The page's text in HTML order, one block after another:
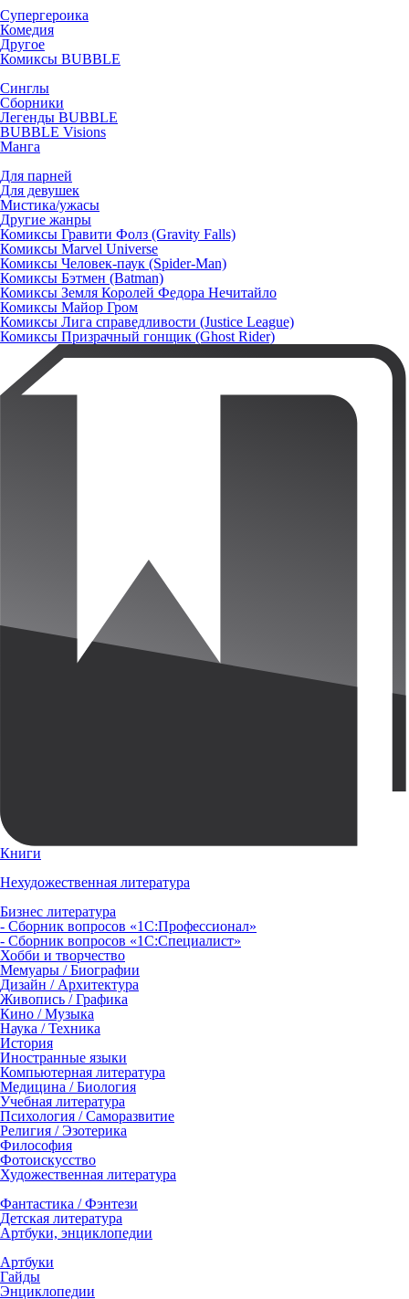
Супергероика
Комедия
Другое
Комиксы BUBBLE
Синглы
Сборники
Легенды BUBBLE
BUBBLE Visions
Манга
Для парней
Для девушек
Мистика/ужасы
Другие жанры
Комиксы Гравити Фолз (Gravity Falls)
Комиксы Marvel Universe
Комиксы Человек-паук (Spider-Man)
Комиксы Бэтмен (Batman)
Комиксы Земля Королей Федора Нечитайло
Комиксы Майор Гром
Комиксы Лига справедливости (Justice League)
Комиксы Призрачный гонщик (Ghost Rider)
Книги
Нехудожественная литература
Бизнес литература
- Сборник вопросов «1С:Профессионал»
- Сборник вопросов «1С:Специалист»
Хобби и творчество
Мемуары / Биографии
Дизайн / Архитектура
Живопись / Графика
Кино / Музыка
Наука / Техника
История
Иностранные языки
Компьютерная литература
Медицина / Биология
Учебная литература
Психология / Саморазвитие
Религия / Эзотерика
Философия
Фотоискусство
Художественная литература
Фантастика / Фэнтези
Детская литература
Артбуки, энциклопедии
Артбуки
Гайды
Энциклопедии